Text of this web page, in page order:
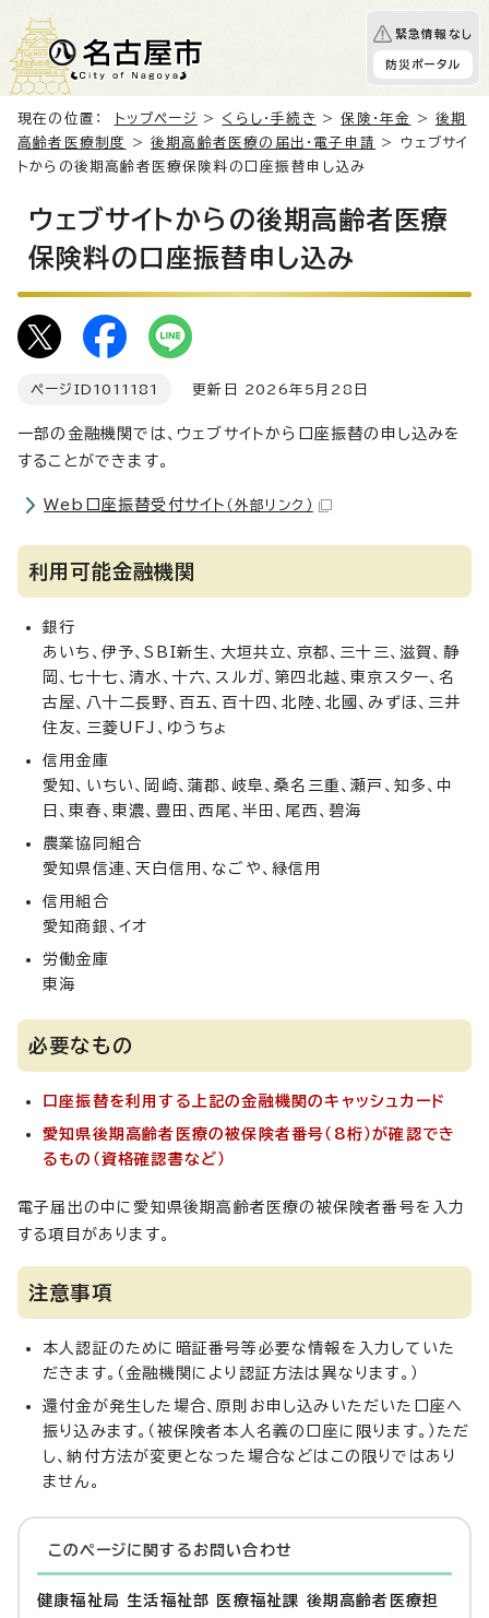
緊急情報なし
防災ポータル
現在の位置： トップページ > くらし・手続き >保険・年金 >後期
高齢者医療制度
>後期高齢者医療の届出・電子申請
> ウェブサイ
トからの後期高齢者医療保険料の口座振替申し込み
ウェブサイトからの後期高齢者医療
保険料の口座振替申し込み
ページID 1011181 更新日 2026年5月28日
一部の金融機関では、ウェブサイトから口座振替の申し込みを
することができます。
Web口座振替受付サイト （外部リンク）
利用可能金融機関
銀行
あいち、伊予、SBI新生、大垣共立、京都、三十三、滋賀、静
岡、七十七、清水、十六、スルガ、第四北越、東京スター、名
古屋、八十二長野、百五、百十四、北陸、北國、みずほ、三井
住友、三菱UFJ、ゆうちょ
信用金庫
愛知、いちい、岡崎、蒲郡、岐阜、桑名三重、瀬戸、知多、中
日、東春、東濃、豊田、西尾、半田、尾西、碧海
農業協同組合
愛知県信連、天白信用、なごや、緑信用
信用組合
愛知商銀、イオ
労働金庫
東海
必要なもの
口座振替を利用する上記の金融機関のキャッシュカード
愛知県後期高齢者医療の被保険者番号（8桁）が確認でき
るもの（資格確認書など）
電子届出の中に愛知県後期高齢者医療の被保険者番号を入力
する項目があります。
注意事項
本人認証のために暗証番号等必要な情報を入力していた
だきます。（金融機関により認証方法は異なります。）
還付金が発生した場合、原則お申し込みいただいた口座へ
振り込みます。（被保険者本人名義の口座に限ります。）ただ
し、納付方法が変更となった場合などはこの限りではあり
ません。
このページに関する お問い合わせ
健康福祉局 生活福祉部 医療福祉課 後期高齢者医療担